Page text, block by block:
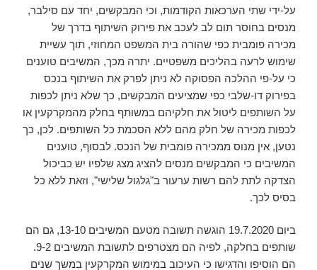
על-ידי שתי הערכאות הקודמות, וכי המבקשים, יחד עם סילבר,
מנסים בחוסר תום לב לעכב את פירוק השיתוף בדרך של
מכירה פומבית כפי שהורה בית המשפט המחוזי, תוך עשיית
שימוש לרעה בהליכים משפטיים. יתרה מכך, המשיבים טוענים
כי על-פי ההלכה הפסוקה לא ניתן לפרק את השיתוף בנכס
בפירוק דו-שלבי כפי שמציעים המבקשים, כך שלא ניתן לכפות
על השותפים ליטול את חלקיהם במשותף בחלק מהמקרקעין או
לכפות מכירה של חלק מהם ללא הסכמת כל השותפים. לכן, כך
נטען, אין מנוס ממכירה פומבית של הנכס. לבסוף, טוענים
המשיבים כי המבקשים מנסים להציג מצג שלפיו יש כביכול
הצדקה לתת להם רשות ערעור ב"גלגול שלישי", וזאת ללא כל
בסיס לכך.
ביום 19.7.2020 הוגשה תשובה מטעם המשיבים 13-10, גם הם
שותפים בחלקה, לפיה הם מצטרפים לתשובת המשיבים 9-2.
הם הוסיפו והדגישו כי העיכוב במימוש המקרקעין במשך שנים